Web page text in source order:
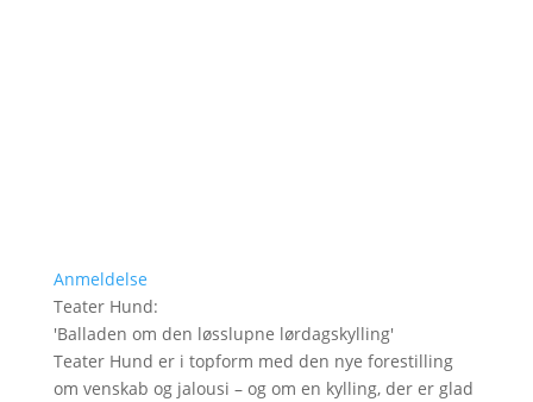
Anmeldelse
Teater Hund:
'Balladen om den løsslupne lørdagskylling'
Teater Hund er i topform med den nye forestilling
om venskab og jalousi – og om en kylling, der er glad